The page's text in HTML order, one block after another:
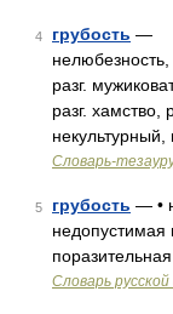
4 грубость —
нелюбезность,
разг.
разг.
Словарь-
5 грубость — •
недопустимая
поразительная
Словарь